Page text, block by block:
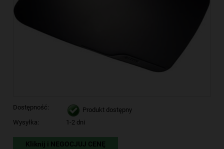
Dostępność:
Produkt dostępny
Wysyłka:
1-2 dni
Kliknij i NEGOCJUJ CENĘ